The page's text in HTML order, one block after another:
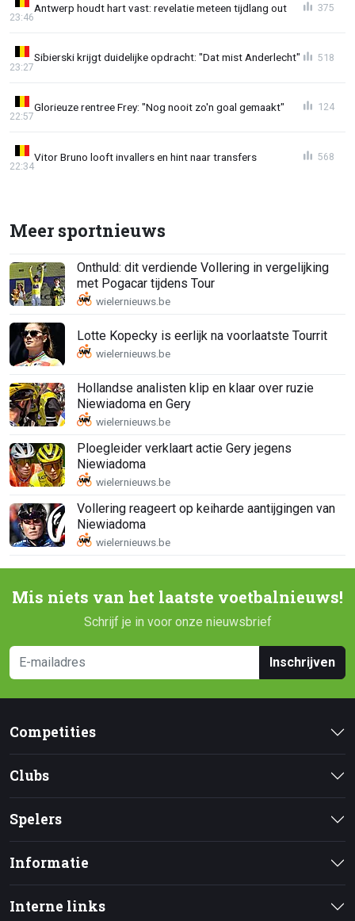
Antwerp houdt hart vast: revelatie meteen tijdlang out
23:46
375
Sibierski krijgt duidelijke opdracht: "Dat mist Anderlecht"
23:27
518
Glorieuze rentree Frey: "Nog nooit zo'n goal gemaakt"
22:57
124
Vitor Bruno looft invallers en hint naar transfers
22:34
568
Meer sportnieuws
Onthuld: dit verdiende Vollering in vergelijking
met Pogacar tijdens Tour
Lotte Kopecky is eerlijk na voorlaatste Tourrit
Hollandse analisten klip en klaar over ruzie
Niewiadoma en Gery
Ploegleider verklaart actie Gery jegens
Niewiadoma
Vollering reageert op keiharde aantijgingen van
Niewiadoma
Mis niets van het laatste voetbalnieuws!
Schrijf je in voor onze nieuwsbrief
Inschrijven
Competities
Clubs
Spelers
Informatie
Interne links